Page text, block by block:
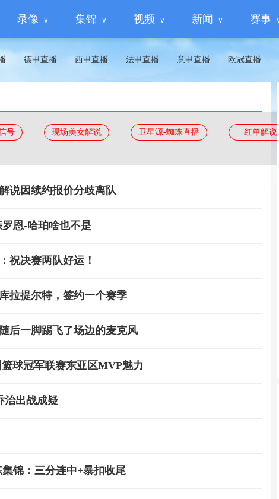
录像 集锦 视频 新闻 赛事
德甲直播 西甲直播 法甲直播 意甲直播 欧冠直播
号 现场美女解说 卫星源-蜘蛛直播 红单解说
说因续约报价分歧离队
恩-哈珀啥也不是
祝决赛两队好运！
拉提尔特，签约一个赛季
后一脚踢飞了场边的麦克风
球冠军联赛东亚区MVP魅力
治出战成疑
锦：三分连中+暴扣收尾